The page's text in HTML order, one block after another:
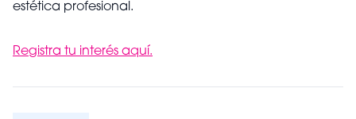
estética profesional.
Registra tu interés aquí.